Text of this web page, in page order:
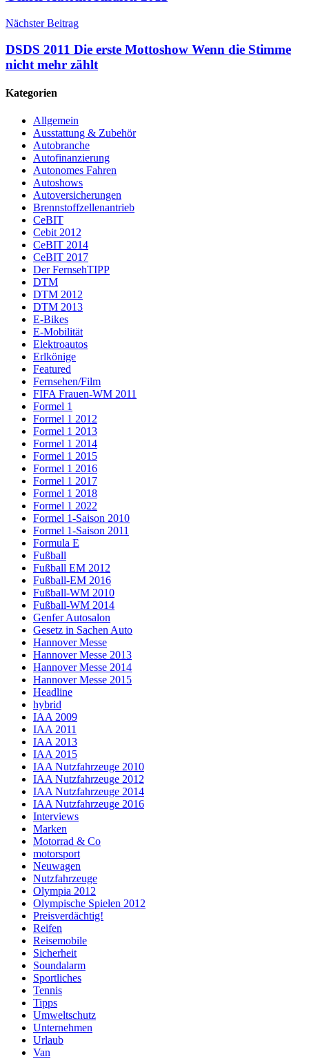
Nächster Beitrag
DSDS 2011 Die erste Mottoshow Wenn die Stimme
nicht mehr zählt
Kategorien
Allgemein
Ausstattung & Zubehör
Autobranche
Autofinanzierung
Autonomes Fahren
Autoshows
Autoversicherungen
Brennstoffzellenantrieb
CeBIT
Cebit 2012
CeBIT 2014
CeBIT 2017
Der FernsehTIPP
DTM
DTM 2012
DTM 2013
E-Bikes
E-Mobilität
Elektroautos
Erlkönige
Featured
Fernsehen/Film
FIFA Frauen-WM 2011
Formel 1
Formel 1 2012
Formel 1 2013
Formel 1 2014
Formel 1 2015
Formel 1 2016
Formel 1 2017
Formel 1 2018
Formel 1 2022
Formel 1-Saison 2010
Formel 1-Saison 2011
Formula E
Fußball
Fußball EM 2012
Fußball-EM 2016
Fußball-WM 2010
Fußball-WM 2014
Genfer Autosalon
Gesetz in Sachen Auto
Hannover Messe
Hannover Messe 2013
Hannover Messe 2014
Hannover Messe 2015
Headline
hybrid
IAA 2009
IAA 2011
IAA 2013
IAA 2015
IAA Nutzfahrzeuge 2010
IAA Nutzfahrzeuge 2012
IAA Nutzfahrzeuge 2014
IAA Nutzfahrzeuge 2016
Interviews
Marken
Motorrad & Co
motorsport
Neuwagen
Nutzfahrzeuge
Olympia 2012
Olympische Spielen 2012
Preisverdächtig!
Reifen
Reisemobile
Sicherheit
Soundalarm
Sportliches
Tennis
Tipps
Umweltschutz
Unternehmen
Urlaub
Van